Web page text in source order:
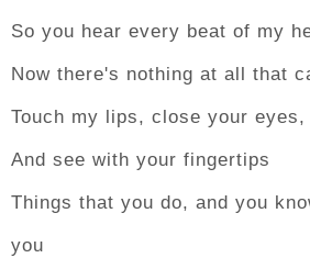
So you hear every beat of my
Now there's nothing at all that
Touch my lips, close your eyes,
And see with your fingertips
Things that you do, and you
you